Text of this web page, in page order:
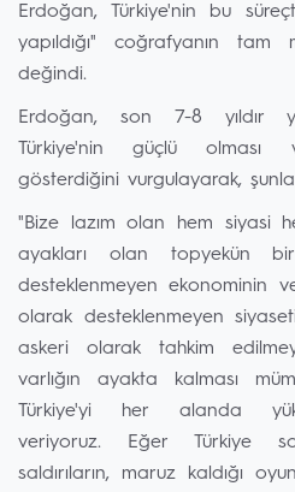
Erdoğan, Türkiye'nin bu
yapıldığı" coğrafyanın tam
değindi.
Erdoğan, son 7-8 yıldır
Türkiye'nin güçlü olması
gösterdiğini vurgulayarak,
"Bize lazım olan hem siyasi
ayakları olan topyekün
desteklenmeyen ekonominin
olarak desteklenmeyen
askeri olarak tahkim
varlığın ayakta kalması
Türkiye'yi her alanda
veriyoruz. Eğer Türkiye
saldırıların, maruz kaldığı